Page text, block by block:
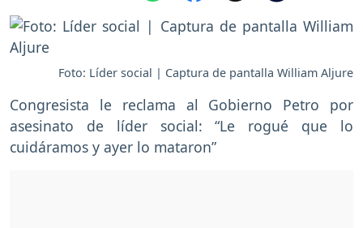
Foto: Líder social | Captura de pantalla William Aljure
Congresista le reclama al Gobierno Petro por
asesinato de líder social: “Le rogué que lo
cuidáramos y ayer lo mataron”